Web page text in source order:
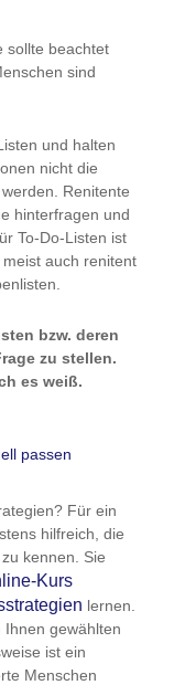
sollte beachtet
sind
und halten
nicht die
Renitente
hinterfragen und
To-Do-Listen ist
auch renitent
bzw. deren
zu stellen.
es weiß.
passen
Für ein
hilfreich, die
kennen. Sie
Kurs
lernen.
Ihnen gewählten
ist ein
Menschen